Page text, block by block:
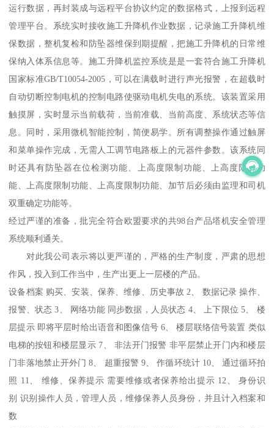
运行数据，再封装成与远程平台协议约定的数据格式，上报到远程
管理平台。系统实时接收施工升降机作业数据，记录施工升降机维
保数据，整机复检和防坠器维保到期提醒，把施工升降机的日常维
保纳入体系信息等。施工升降机监控系统是是一套符合施工升降机
国家标准GB/T10054-2005，可以在满载时进行声光报警，在超载时
自动切断控制电机的控制电路使驱动电机失电的系统。该装置采用
触摸屏，实时显示当前载荷，当前准载、当前高度、系统状态等信
息。同时，采用微机智能控制，简便易学。所有调整操作通过触屏
和菜单操作完成，无需人工调节电路板上的元器件参数。该系统同
时还具有防坠器在位检测功能、上高度限制功能、上高度限制功
能、上高度限制功能、上高度限制功能、加节后必须由监理和司机
双重确定功能等。
经过严谨的准备，批完全符合欧盟要求的共98台产品塔机安全管理
系统顺利通关。
对此我公司表示将以更严谨的，严格的生产制度，严肃的思想
作风，投入到工作当中，生产出更上一层楼的产品。
设备档案 购买、安装、保养、维修、历史事故 2、 数据记录 操作、
报警、状态 3、 网络功能 同步数据，人员状态 4、 上下限位 5、 楼
层提示 即将平层时给出语音和图像信号 6、 楼层联络信号装置 类似
电梯的按钮和楼层显示 7、 非法开门报警 非平层禁止开门内和楼层
门非落地禁止开外门 8、 超重报警 9、 作循环统计 10、 通过循环拍
照 11、 维修、保养提示 需要维修或者保养给出提示 12、 身份识
别 识别操作人员，管理人员，维修保养人员身份，并且计入档案和
数